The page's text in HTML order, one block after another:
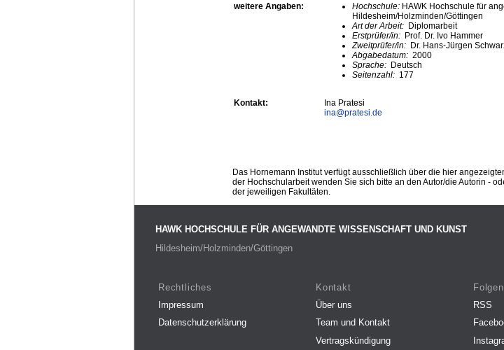
weitere Angaben:
Hochschule: HAWK Hochschule für
Hildesheim/Holzminden/Göttingen
Art der Arbeit: Diplomarbeit
Erstprüfer/in: Prof. Dr. Ivo Hammer
Zweitprüfer/in: Dr. Hans-Jürgen
Abgabedatum: 2000
Sprache: Deutsch
Seitenzahl: 177
Kontakt:
Ina Pratesi
ina@pratesi.de
Das Hornemann Institut verfügt ausschließlich über die hier
der Hochschularbeit wenden Sie sich bitte an den Autor/die Autorin -
der jeweiligen Fakultäten.
HAWK HOCHSCHULE FÜR ANGEWANDTE WISSENSCHAFT UND KUNST
Hildesheim/Holzminden/Göttingen
Rechtliches
Impressum
Datenschutzerklärung
Kontakt
Über uns
Team und Kontakt
Vertragskündigung
RSS